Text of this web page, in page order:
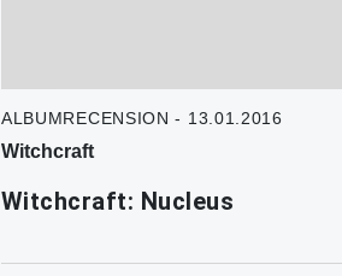
ALBUMRECENSION - 13.01.2016
Witchcraft
Witchcraft: Nucleus